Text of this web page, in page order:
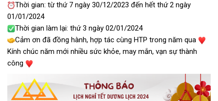
Thời gian: từ thứ 7 ngày 30/12/2023 đến hết thứ 2 ngày
01/01/2024
Thời gian làm lại: thứ 3 ngày 02/01/2024
Cảm ơn đã đồng hành, hợp tác cùng HTP trong năm qua
Kính chúc năm mới nhiều sức khỏe, may mắn, vạn sự thành
công